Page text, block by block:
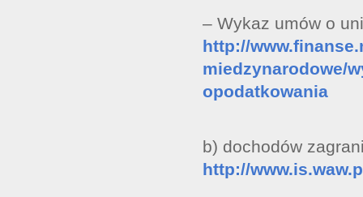
– Wykaz umów o
http://
miedzynarodowe/
opodatkowania
b) dochodów
http://